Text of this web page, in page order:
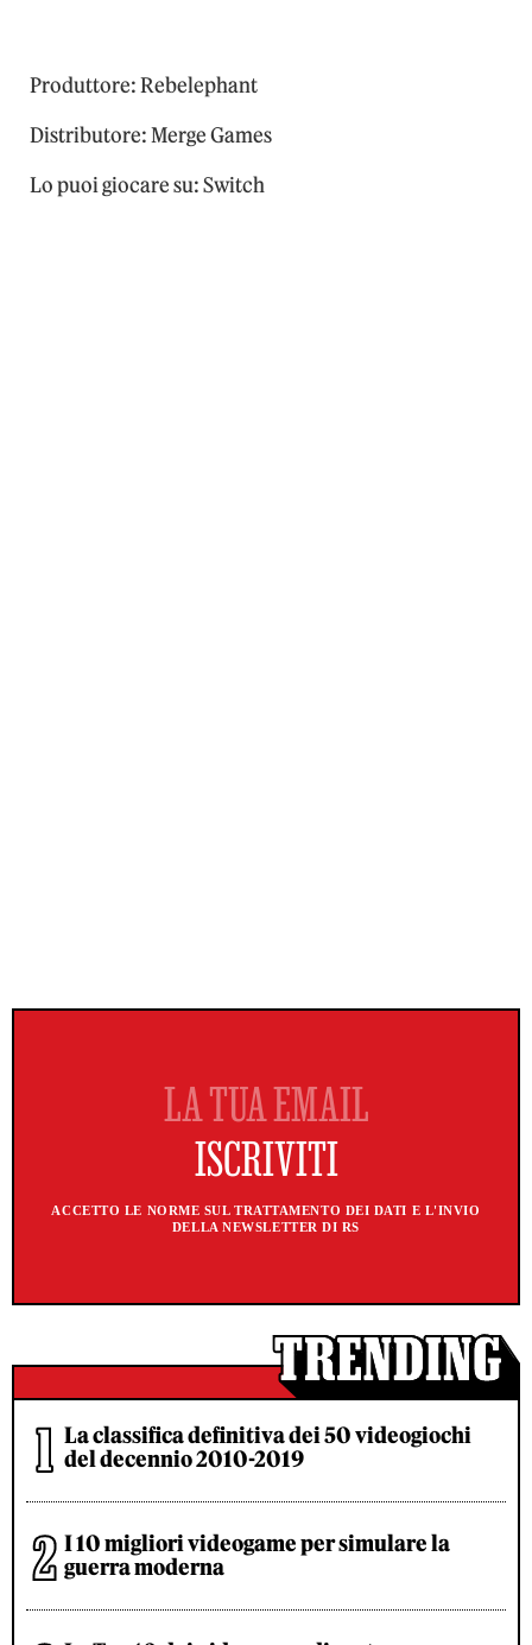
Produttore: Rebelephant
Distributore: Merge Games
Lo puoi giocare su: Switch
ACCETTO LE NORME SUL TRATTAMENTO DEI DATI E L'INVIO
DELLA NEWSLETTER DI RS
La classifica definitiva dei 50 videogiochi
del decennio 2010-2019
I 10 migliori videogame per simulare la
guerra moderna